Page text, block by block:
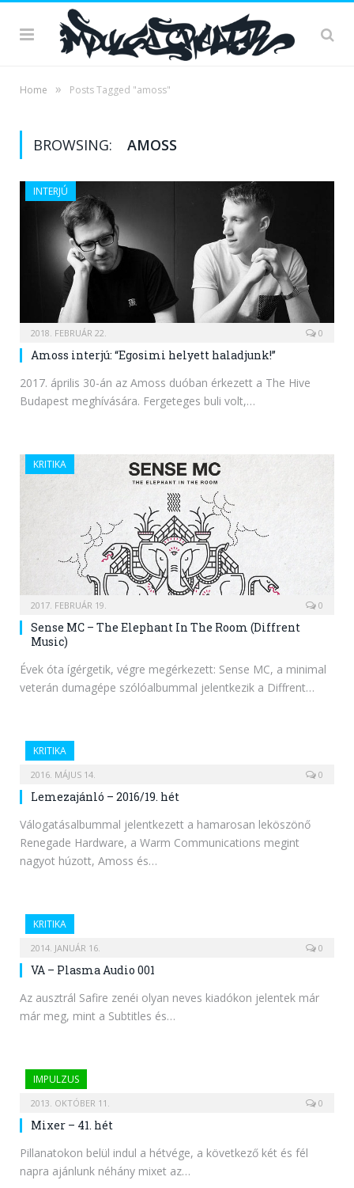
Home » Posts Tagged "amoss"
BROWSING: AMOSS
INTERJÚ
2018. FEBRUÁR 22. 0
Amoss interjú: “Egosimi helyett haladjunk!”
2017. április 30-án az Amoss duóban érkezett a The Hive
Budapest meghívására. Fergeteges buli volt,…
KRITIKA
2017. FEBRUÁR 19. 0
Sense MC – The Elephant In The Room (Diffrent
Music)
Évek óta ígérgetik, végre megérkezett: Sense MC, a minimal
veterán dumagépe szólóalbummal jelentkezik a Diffrent…
KRITIKA
2016. MÁJUS 14. 0
Lemezajánló – 2016/19. hét
Válogatásalbummal jelentkezett a hamarosan leköszönő
Renegade Hardware, a Warm Communications megint
nagyot húzott, Amoss és…
KRITIKA
2014. JANUÁR 16. 0
VA – Plasma Audio 001
Az ausztrál Safire zenéi olyan neves kiadókon jelentek már
már meg, mint a Subtitles és…
IMPULZUS
2013. OKTÓBER 11. 0
Mixer – 41. hét
Pillanatokon belül indul a hétvége, a következő két és fél
napra ajánlunk néhány mixet az…